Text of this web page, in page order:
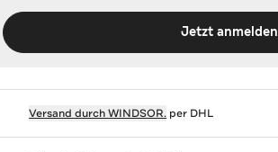
Jetzt anmelden
Versand durchWINDSOR. per DHL